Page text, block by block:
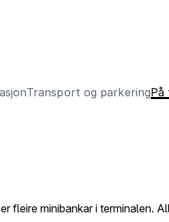
Transport og parkeringPå
fleire minibankar i terminalen.